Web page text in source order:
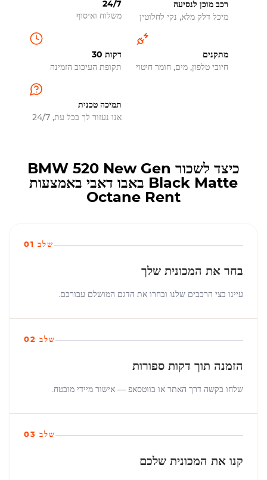
24/7
משלוח ואיסוף
רכב מוכן לנסיעה
מיכל דלק מלא, נקי לחלוטין
30 דקות
תקופת העיכוב הזמינה
מתקנים
חיובי טלפון, מים, חומר חיטוי
תמיכה טכנית
אנו נעזור לך בכל עת, 24/7
כיצד לשכור BMW 520 New Gen
Black Matte באבו דאבי באמצעות
Octane Rent
שלב 01
בחר את המכונית שלך
עיינו בצי הרכבים שלנו ובחרו את הדגם המושלם עבורכם.
שלב 02
הזמנה תוך דקות ספורות
שלחו בקשה דרך האתר או בווטסאפ — אישור מיידי מובטח.
שלב 03
קנו את המכונית שלכם